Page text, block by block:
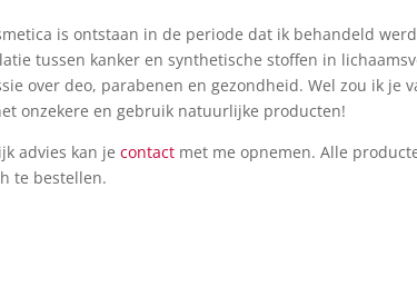
is ontstaan in de periode dat ik behandeld
tussen kanker en synthetische stoffen in
over deo, parabenen en gezondheid. Wel zou ik je
onzekere en gebruik natuurlijke producten!
advies kan jecontact met me opnemen. Alle
te bestellen.